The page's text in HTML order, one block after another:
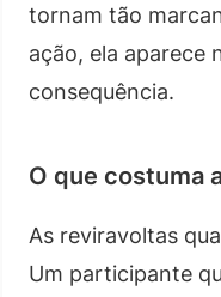
tornam tão
ação, ela aparece
consequência.
O que costuma
As reviravoltas
Um participante